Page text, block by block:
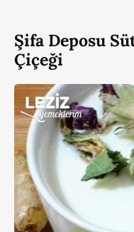
Şifa Deposu
Çiçeği